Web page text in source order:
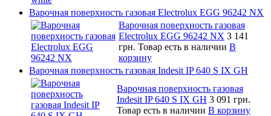
Варочная поверхность газовая Electrolux EGG 96242 NX
Варочная поверхность газовая
Electrolux EGG 96242 NX 3 141
грн. Товар есть в наличии В
корзину
Варочная поверхность газовая Indesit IP 640 S IX GH
Варочная поверхность газовая
Indesit IP 640 S IX GH 3 091 грн.
Товар есть в наличии В корзину